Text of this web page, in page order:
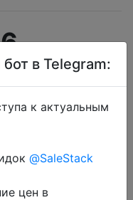
в Telegram:
к актуальным
@SaleStack
цен в